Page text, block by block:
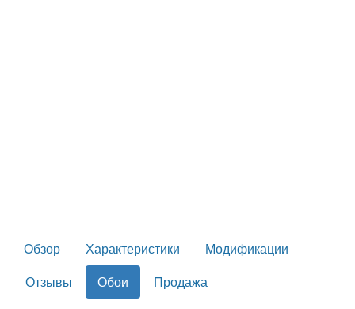
Обзор Характеристики
Модификации
Отзывы
Обои Продажа